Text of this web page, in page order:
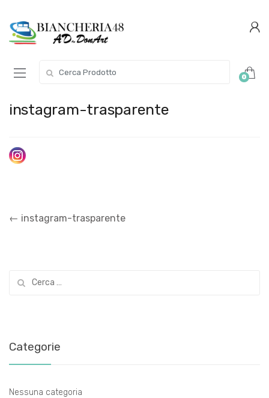
navigazione
questo
step
0
instagram-trasparente
Navigazione
← instagram-trasparente
per:
Categorie
Nessuna categoria